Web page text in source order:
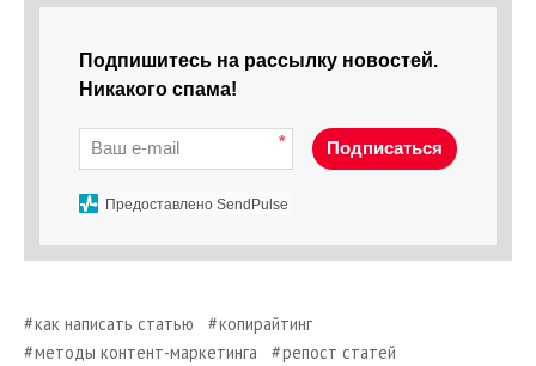
Подпишитесь на рассылку новостей.
Никакого спама!
* Подписаться
Предоставлено SendPulse
как написать статью
копирайтинг
методы контент-маркетинга
репост статей